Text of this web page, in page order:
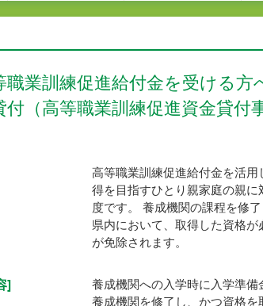
職業訓練促進給付金を受ける
付（高等職業訓練促進資金貸付
高等職業訓練促進給付金を活
得を目指すひとり親家庭の親
度です。 養成機関の課程を修
県内において、取得した資格
が免除されます。
]
養成機関への入学時に入学準
養成機関を修了し、かつ資格